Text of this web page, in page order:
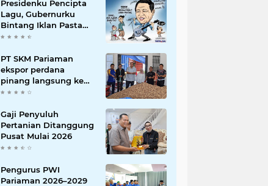
Presidenku Pencipta
Lagu, Gubernurku
Bintang Iklan Pasta
Gigi
PT SKM Pariaman
ekspor perdana
pinang langsung ke
India
Gaji Penyuluh
Pertanian Ditanggung
Pusat Mulai 2026
Pengurus PWI
Pariaman 2026–2029